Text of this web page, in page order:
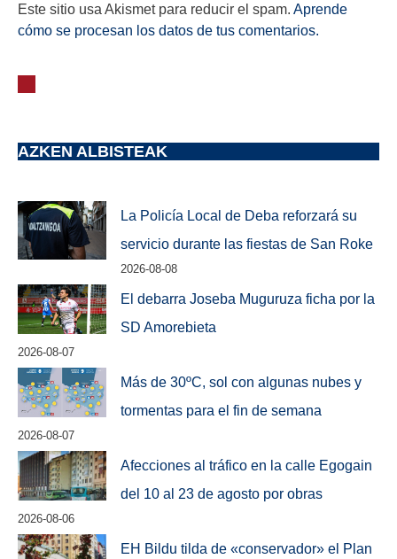
Este sitio usa Akismet para reducir el spam. Aprende
cómo se procesan los datos de tus comentarios.
AZKEN ALBISTEAK
La Policía Local de Deba reforzará su
servicio durante las fiestas de San Roke
2026-08-08
El debarra Joseba Muguruza ficha por la
SD Amorebieta
2026-08-07
Más de 30ºC, sol con algunas nubes y
tormentas para el fin de semana
2026-08-07
Afecciones al tráfico en la calle Egogain
del 10 al 23 de agosto por obras
2026-08-06
EH Bildu tilda de «conservador» el Plan